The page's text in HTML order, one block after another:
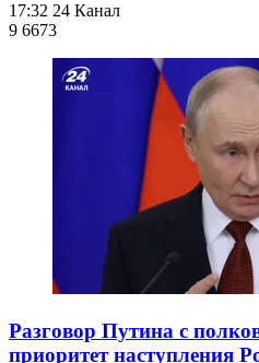
17:32 24 Канал
9 6673
Разговор Путина с
приоритет наступления